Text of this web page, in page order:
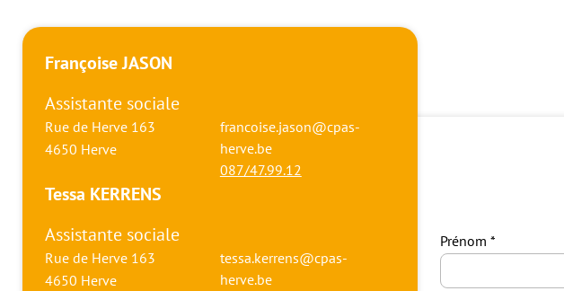
Françoise JASON
Assistante sociale
Rue de Herve 163
4650 Herve
francoise.jason@cpas-
herve.be
087/47.99.12
Tessa KERRENS
Assistante sociale
Rue de Herve 163
4650 Herve
tessa.kerrens@cpas-
herve.be
Prénom